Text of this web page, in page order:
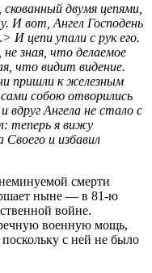
двумя цепями,
И вот, Ангел Господень
И цепи упали с рук его.
зная, что делаемое
что видит видение.
пришли к железным
собою отворились
вдруг Ангела не стало с
теперь я вижу
Своего и избавил
смерти
ныне — в 81-ю
войне.
военную мощь,
с ней не было